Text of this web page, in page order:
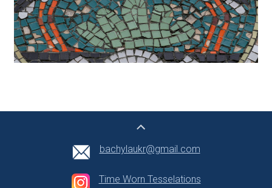
bachylaukr@gmail.com
Time Worn Tesselations